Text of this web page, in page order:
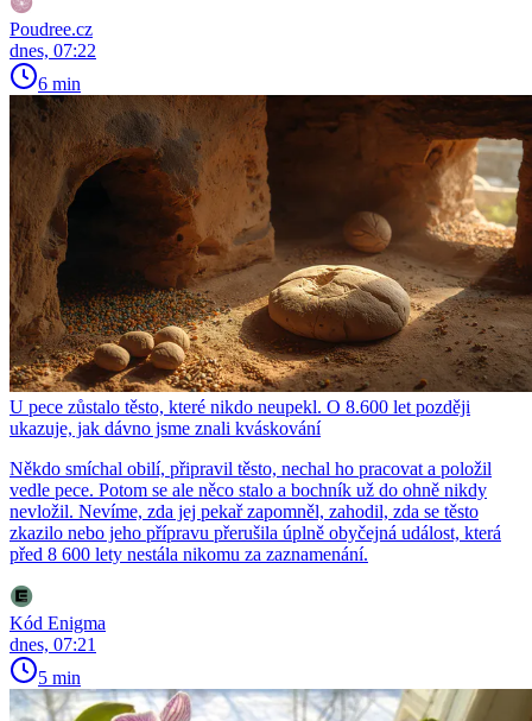
Poudree.cz
dnes, 07:22
6 min
U pece zůstalo těsto, které nikdo neupekl. O 8.600 let později
ukazuje, jak dávno jsme znali kváskování
Někdo smíchal obilí, připravil těsto, nechal ho pracovat a položil
vedle pece. Potom se ale něco stalo a bochník už do ohně nikdy
nevložil. Nevíme, zda jej pekař zapomněl, zahodil, zda se těsto
zkazilo nebo jeho přípravu přerušila úplně obyčejná událost, která
před 8 600 lety nestála nikomu za zaznamenání.
Kód Enigma
dnes, 07:21
5 min